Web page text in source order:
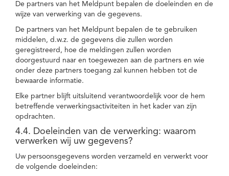
De partners van het Meldpunt bepalen de doeleinden en de
wijze van verwerking van de gegevens.
De partners van het Meldpunt bepalen de te gebruiken
middelen, d.w.z. de gegevens die zullen worden
geregistreerd, hoe de meldingen zullen worden
doorgestuurd naar en toegewezen aan de partners en wie
onder deze partners toegang zal kunnen hebben tot de
bewaarde informatie.
Elke partner blijft uitsluitend verantwoordelijk voor de hem
betreffende verwerkingsactiviteiten in het kader van zijn
opdrachten.
4.4. Doeleinden van de verwerking: waarom
verwerken wij uw gegevens?
Uw persoonsgegevens worden verzameld en verwerkt voor
de volgende doeleinden: